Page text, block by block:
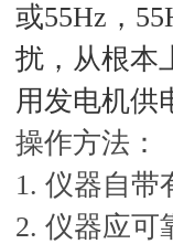
或55Hz，
扰，从根本
用发电机供
操作方法：
1. 仪器自带
2. 仪器应可